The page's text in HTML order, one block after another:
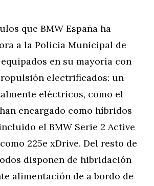
que BMW España ha
a la Policia Municipal de
en su mayoría con
electrificados: un
eléctricos, como el
encargado como híbridos
el BMW Serie 2 Active
225e xDrive. Del resto de
disponen de hibridación
alimentación de a bordo de